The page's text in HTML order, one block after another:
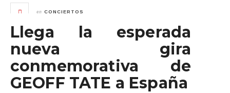
en CONCIERTOS
Llega la esperada
nueva gira
conmemorativa de
GEOFF TATE a España